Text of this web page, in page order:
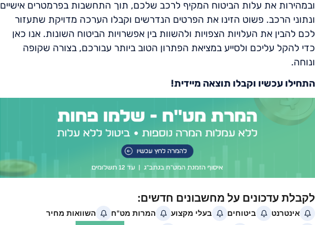
ובמהירות את עלות הביטוח המקיף לרכב שלכם, תוך התחשבות בפרמטרים אישיים
ונתוני הרכב. פשוט הזינו את הפרטים הנדרשים וקבלו הערכה מדויקת שתעזור
לכם להבין את העלויות הצפויות ולהשוות בין אפשרויות הביטוח השונות. אנו כאן
כדי להקל עליכם ולסייע במציאת הפתרון הטוב ביותר עבורכם, בצורה שקופה
ונוחה.
התחילו עכשיו וקבלו תוצאה מיידית!